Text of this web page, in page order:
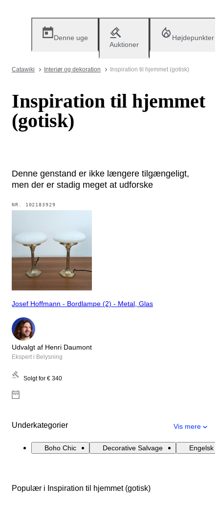
Denne uge
Auktioner
Højdepunkter
Catawiki Interiør og dekoration Inspiration til hjemmet (gotisk)
Inspiration til hjemmet
(gotisk)
Denne genstand er ikke længere tilgængeligt,
men der er stadig meget at udforske
NR. 102183929
Josef Hoffmann - Bordlampe (2) - Metal, Glas
Udvalgt af Henri Daumont
Ekspert i Belysning
Solgt for € 340
Underkategorier Vis mere
Boho Chic Decorative Salvage Engelsk
Populær i Inspiration til hjemmet (gotisk)